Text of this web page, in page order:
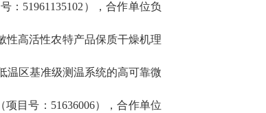
： 51961135102 ），合作单位负
性高活性农特产品保质干燥机理
温区基准级测温系统的高可靠微
目号： 51636006），合作单位